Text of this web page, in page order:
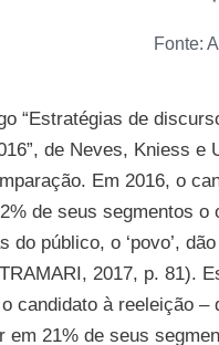
Fonte:
“Estratégias de
de Neves, Kniess
Em 2016, o
de seus segmentos
do público, o ‘povo’,
2017, p. 81).
candidato à reeleição
em 21% de seus